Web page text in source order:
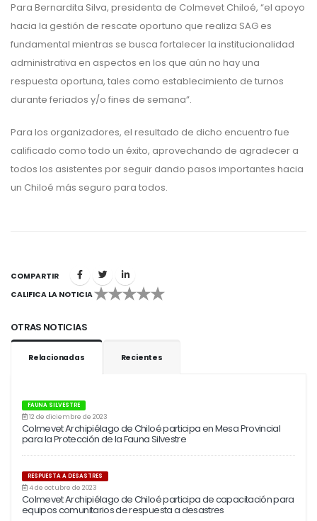
Para Bernardita Silva, presidenta de Colmevet Chiloé, “el apoyo
hacia la gestión de rescate oportuno que realiza SAG es
fundamental mientras se busca fortalecer la institucionalidad
administrativa en aspectos en los que aún no hay una
respuesta oportuna, tales como establecimiento de turnos
durante feriados y/o fines de semana”.
Para los organizadores, el resultado de dicho encuentro fue
calificado como todo un éxito, aprovechando de agradecer a
todos los asistentes por seguir dando pasos importantes hacia
un Chiloé más seguro para todos.
COMPARTIR
CALIFICA LA NOTICIA
1 2 3 4 5
OTRAS NOTICIAS
Relacionadas Recientes
FAUNA SILVESTRE
12 de diciembre de 2023
Colmevet Archipiélago de Chiloé participa en Mesa Provincial
para la Protección de la Fauna Silvestre
RESPUESTA A DESASTRES
4 de octubre de 2023
Colmevet Archipiélago de Chiloé participa de capacitación para
equipos comunitarios de respuesta a desastres